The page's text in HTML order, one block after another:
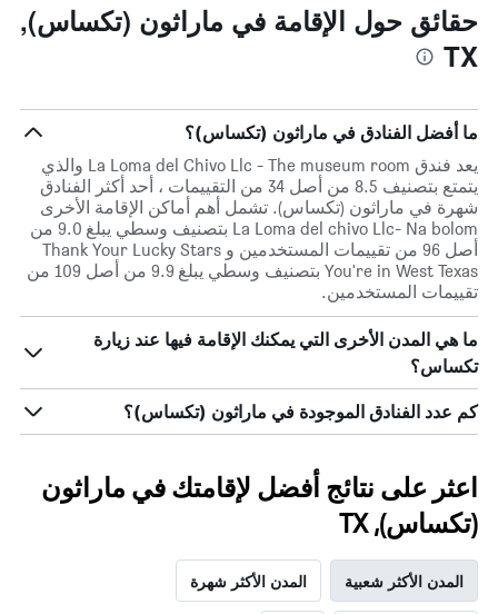
حقائق حول الإقامة في ماراثون (تكساس),
TX
ما أفضل الفنادق في ماراثون (تكساس)؟
يعد فندق La Loma del Chivo Llc - The museum room والذي
يتمتع بتصنيف 8.5 من أصل 34 من التقييمات ، أحد أكثر الفنادق
شهرة في ماراثون (تكساس). تشمل أهم أماكن الإقامة الأخرى
La Loma del chivo Llc- Na bolom بتصنيف وسطي يبلغ 9.0 من
أصل 96 من تقييمات المستخدمين و Thank Your Lucky Stars
You're in West Texas بتصنيف وسطي يبلغ 9.9 من أصل 109 من
تقييمات المستخدمين.
ما هي المدن الأخرى التي يمكنك الإقامة فيها عند زيارة
تكساس؟
كم عدد الفنادق الموجودة في ماراثون (تكساس)؟
اعثر على نتائج أفضل لإقامتك في ماراثون
(تكساس), TX
المدن الأكثر شعبية المدن الأكثر شهرة